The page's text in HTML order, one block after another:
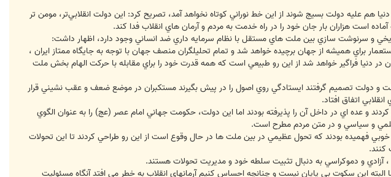
هم عليه دولت بسيج شوند از اين خط نوراني كوتاه نخواهد آمد، تصريح كرد: اين دولت انقلابي‌تر، مومن تر
است هزاران بار جان خود را در راه خدمت به مردم و آرمان هاي انقلاب فدا كند.
و سرنوشت سازي بين ملت هاي مستقل با نظام سرمايه داري ضد انساني وجود دارد، اظهار داشت:
براي هميشه از جهان برچيده خواهد شد و تمام تحليلگران منصف جهان با توجه به جايگاه ممتاز ايران ،
در دنيا فراگير خواهد شد از اين رو طبيعي است كه همه قدرت خود را براي مقابله با حركت الهام بخش ملت
و دولت تصميم گرفتند ايستادگي روي اصول را در پيش بگيرند مستكبران در موضع ضعف و عقب نشيني قرار
اتفاق افتاد.
و عده ‌اي در داخل آن را پذيرفته بودند اما اين دولت، حكومت جهاني امام عصر (عج) را به عنوان الگوي
علمي و سياسي و در متن مردم مطرح است.
فهميده بودند كه تحول عظيمي در بين ملت ها در حال وقوع است از اين رو طراحي كردند تا اين تحولات
كنند.
و دموكراسي به دنبال تثبيت سلطه خود و مديريت تحولات هستند.
اين سكوت بي پايان نيست و چنانچه احساس كنيم آرمانهاي انقلاب به خطر مي افتد آنگاه مسئوليت